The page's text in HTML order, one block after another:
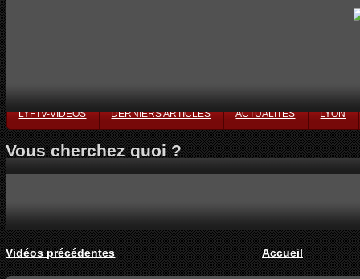
LYFTV-VIDÉOS DERNIERS ARTICLES ACTUALITÉS LYON
Vous cherchez quoi ?
Vidéos précédentes Accueil